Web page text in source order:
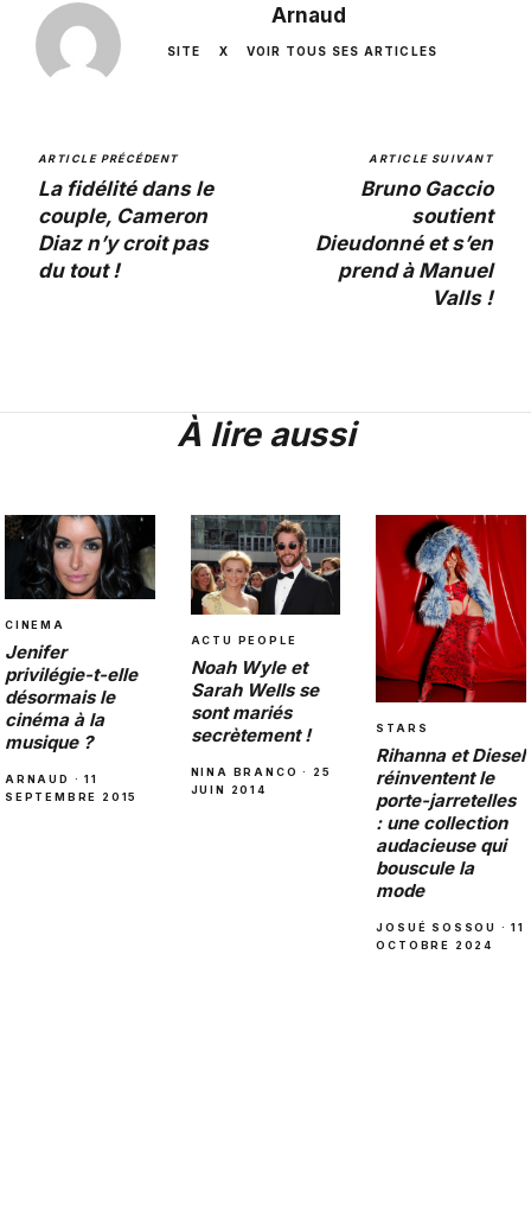
Arnaud
SITE X VOIR TOUS SES ARTICLES
ARTICLE PRÉCÉDENT
La fidélité dans le
couple, Cameron
Diaz n’y croit pas
du tout !
ARTICLE SUIVANT
Bruno Gaccio
soutient
Dieudonné et s’en
prend à Manuel
Valls !
À lire aussi
CINEMA
Jenifer
privilégie-t-elle
désormais le
cinéma à la
musique ?
ARNAUD · 11
SEPTEMBRE 2015
ACTU PEOPLE
Noah Wyle et
Sarah Wells se
sont mariés
secrètement !
NINA BRANCO · 25
JUIN 2014
STARS
Rihanna et Diesel
réinventent le
porte-jarretelles
: une collection
audacieuse qui
bouscule la
mode
JOSUÉ SOSSOU · 11
OCTOBRE 2024